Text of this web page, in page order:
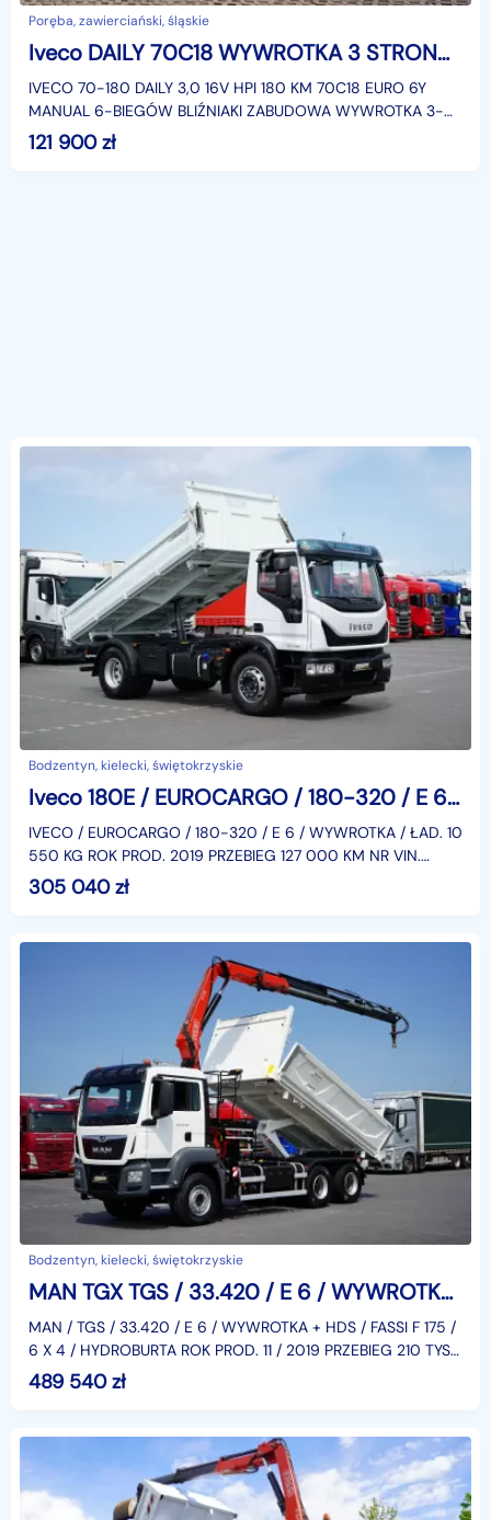
Poręba, zawierciański, śląskie
Iveco DAILY 70C18 WYWROTKA 3 STRONNA KIPER 4,0x2,2 BLIŹNIAKi 7TON KLIMA HAK MANUA
IVECO 70-180 DAILY 3,0 16V HPI 180 KM 70C18 EURO 6Y
MANUAL 6-BIEGÓW BLIŹNIAKI ZABUDOWA WYWROTKA 3-
STRONNA 4,00x2,20 KIPER KLIMATYZACJA HAK-3,5 TONY
DOPUSZCZALNA
121 900zł
Bodzentyn, kielecki, świętokrzyskie
Iveco 180E / EUROCARGO / 180-320 / E 6 / WYWROTKA / ŁAD. 10 550 KG
IVECO / EUROCARGO / 180-320 / E 6 / WYWROTKA / ŁAD. 10
550 KG ROK PROD. 2019 PRZEBIEG 127 000 KM NR VIN.
ZCFA71TN402686618 KLIMA ABS, 2 OSIE, NAPĘD 4 X 2 DMC
18
305 040zł
Bodzentyn, kielecki, świętokrzyskie
MAN TGX TGS / 33.420 / E 6 / WYWROTKA + HDS / FASSI F 175 / 6 X 4 / HYDROBURTA
MAN / TGS / 33.420 / E 6 / WYWROTKA + HDS / FASSI F 175 /
6 X 4 / HYDROBURTA ROK PROD. 11 / 2019 PRZEBIEG 210 TYS
KM, NR VIN. WMA30SZZ7KP132406 KLIMA ABS, KAMER
489 540zł